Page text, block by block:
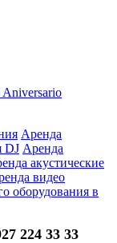
Аренда
DJ Аренда
акустические
видео
оборудования в
224 33 33